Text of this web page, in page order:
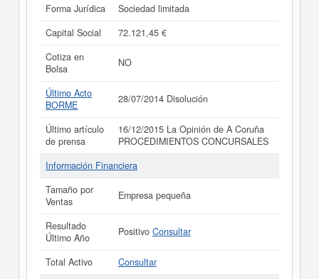
Forma Jurídica
Sociedad limitada
Capital Social
72.121,45 €
Cotiza en
Bolsa
NO
Último Acto
BORME
28/07/2014 Disolución
Último artículo
de prensa
16/12/2015 La Opinión de A Coruña
PROCEDIMIENTOS CONCURSALES
Información Financiera
Tamaño por
Ventas
Empresa pequeña
Resultado
Último Año
Positivo Consultar
Total Activo
Consultar